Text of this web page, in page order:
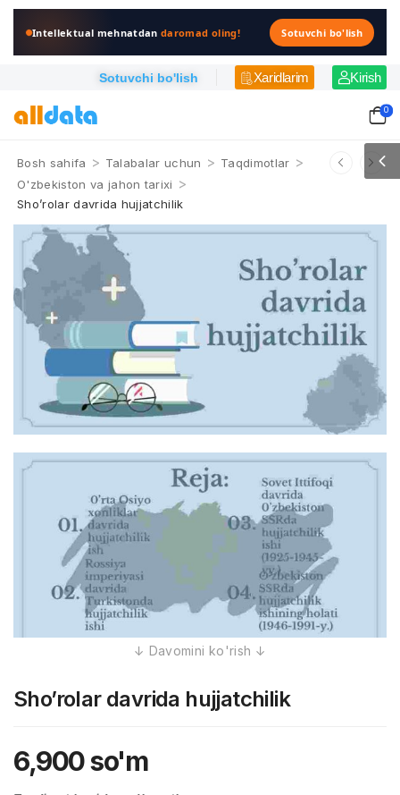
Intellektual mehnatdandaromad oling! Sotuvchi bo'lish
Sotuvchi bo'lish Xaridlarim Kirish
0
Bosh sahifa > Talabalar uchun > Taqdimotlar >
O'zbekiston va jahon tarixi >
Sho’rolar davrida hujjatchilik
Sho’rolar davrida hujjatchilik
6,900so'm